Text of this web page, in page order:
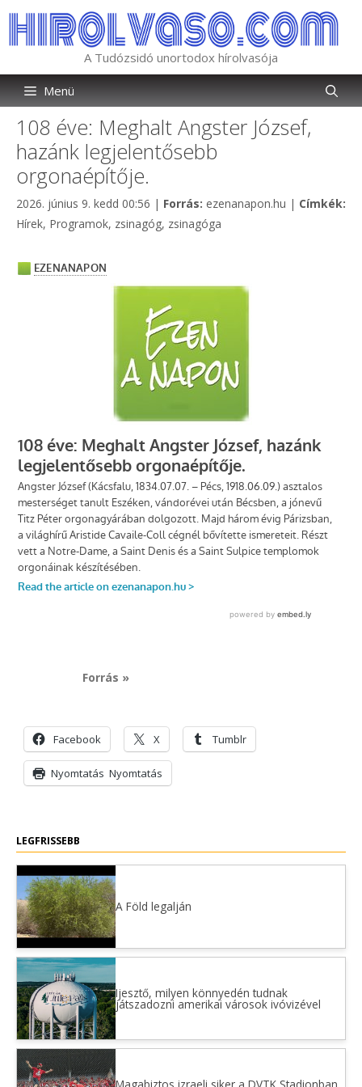
tartalomba
A Tudózsidó unortodox hírolvasója
Menü
108 éve: Meghalt Angster József,
hazánk legjelentősebb
orgonaépítője.
2026. június 9. kedd 00:56 | Forrás: Kategória
ezenanapon.hu | Címkék:
Címkék
Hírek, Programok, zsinagóg, zsinagóga
Forrás »
Facebook X Tumblr
Nyomtatás Nyomtatás
LEGFRISSEBB
A Föld legalján
Ijesztő, milyen könnyedén tudnak
játszadozni amerikai városok ivóvizével